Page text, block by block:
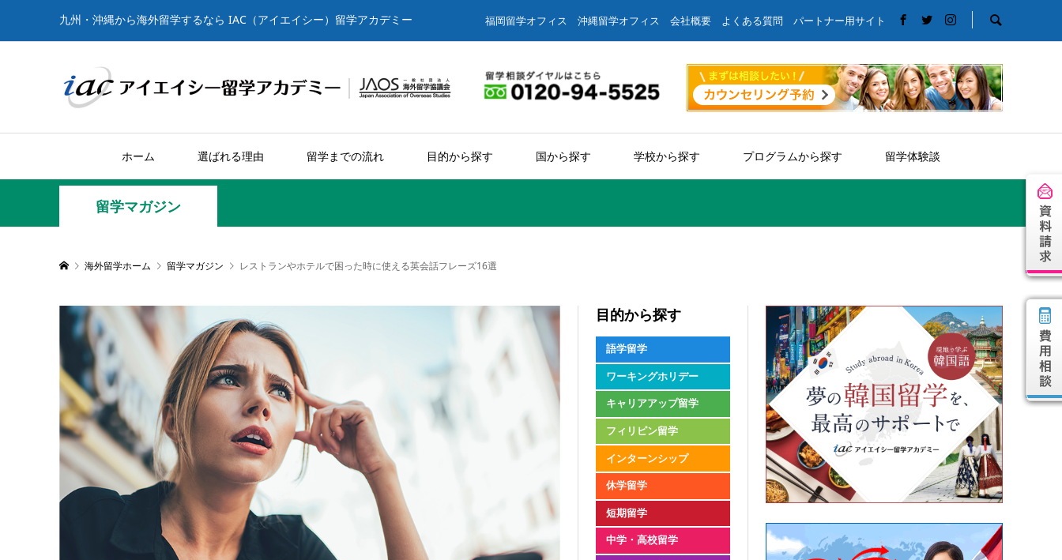
九州・沖縄から海外留学するなら IAC（アイエイシー）留学アカデミー 福岡留学オフィス 沖縄留学オフィス 会社概要 よくある質問 パートナー用サイト
ホーム 選ばれる理由 留学までの流れ 目的から探す 国から探す 学校から探す プログラムから探す 留学体験談
留学マガジン
海外留学ホーム 留学マガジン レストランやホテルで困った時に使える英会話フレーズ16選
目的から探す
語学留学
ワーキングホリデー
キャリアアップ留学
フィリピン留学
インターンシップ
休学留学
短期留学
中学・高校留学